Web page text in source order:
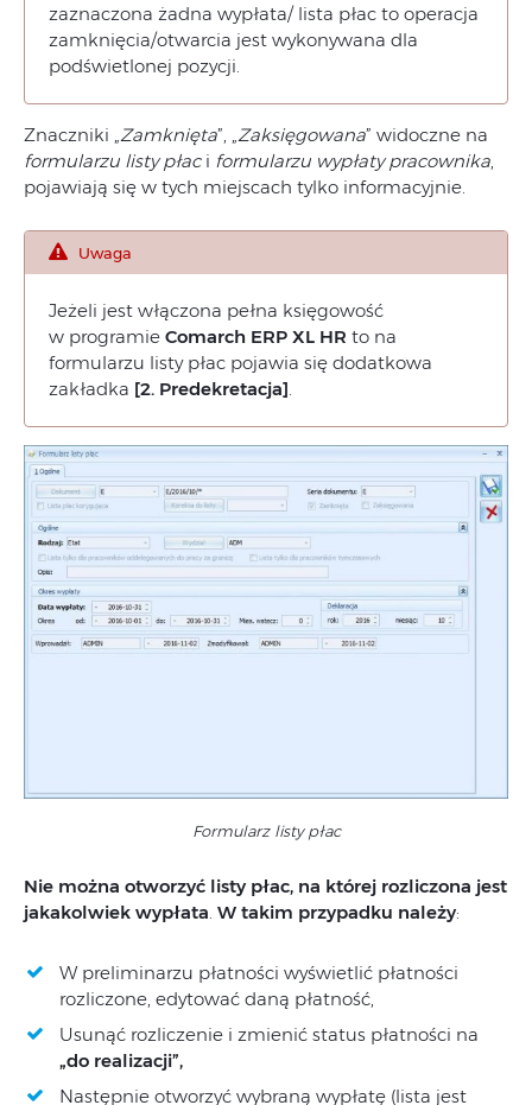
zaznaczona żadna wypłata/ lista płac to operacja
zamknięcia/otwarcia jest wykonywana dla
podświetlonej pozycji.
Znaczniki „Zamknięta”, „Zaksięgowana” widoczne na
formularzu listy płaci formularzu wypłaty pracownika,
pojawiają się w tych miejscach tylko informacyjnie.
Uwaga
Jeżeli jest włączona pełna księgowość
w programie Comarch ERP XL HR to na
formularzu listy płac pojawia się dodatkowa
zakładka [2. Predekretacja].
Formularz listy płac
Nie można otworzyć listy płac, na której rozliczona jest
jakakolwiek wypłata W takim przypadku należy:
W preliminarzu płatności wyświetlić płatności
rozliczone, edytować daną płatność,
Usunąć rozliczenie i zmienić status płatności na
„do realizacji”,
Następnie otworzyć wybraną wypłatę (lista jest